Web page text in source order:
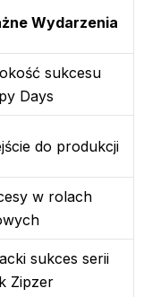
Wydarzenia
sukcesu
Days
do produkcji
w rolach
sukces serii
Zipzer